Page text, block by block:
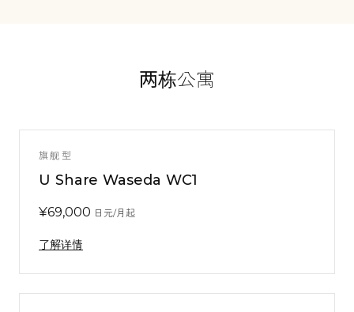
两栋公寓
旗舰型
U Share Waseda WC1
¥69,000 日元/月起
了解详情